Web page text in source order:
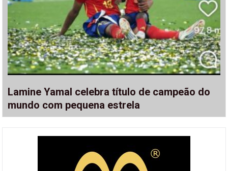
Lamine Yamal celebra título de campeão do
mundo com pequena estrela